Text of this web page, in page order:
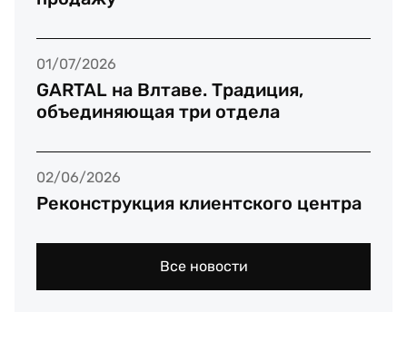
01/07/2026
GARTAL на Влтаве. Традиция,
объединяющая три отдела
02/06/2026
Реконструкция клиентского центра
Все новости